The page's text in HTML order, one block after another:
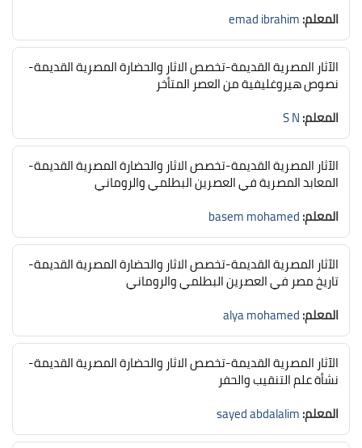
المعلم:emad ibrahim
الآثار المصرية القديمة-تخصص الاثار والحضارة المصرية القديمة-
نصوص هيروغليفية من العصر المتأخر
المعلم:S N
الآثار المصرية القديمة-تخصص الاثار والحضارة المصرية القديمة-
المعابد المصرية في العصرين البطلمي والروماني
المعلم:basem mohamed
الآثار المصرية القديمة-تخصص الاثار والحضارة المصرية القديمة-
تاريخ مصر في العصرين البطلمي والروماني
المعلم:alya mohamed
الآثار المصرية القديمة-تخصص الاثار والحضارة المصرية القديمة-
نشأة علم التنقيب والحفر
المعلم:sayed abdalalim